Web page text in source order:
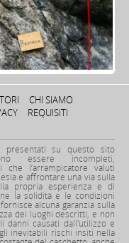
CHI SIAMO
REQUISITI
presentati su questo sito
essere incompleti,
l’arrampicatore valuti
e affrontare una via sulla
propria esperienza e di
la solidità e le condizioni
alcuna garanzia sulla
dei luoghi descritti, e non
danni causati dall'utilizzo e
inevitabili rischi insiti nella